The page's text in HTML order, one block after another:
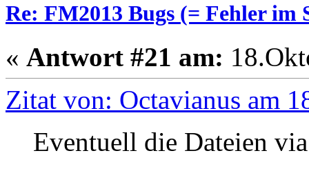
Re: FM2013 Bugs (= Fehler im
« Antwort #21 am:
Zitat von: Octavianus am
Eventuell die Dateien